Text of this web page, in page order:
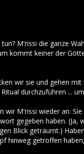
M'rissi die ganze
kommt keiner der
wir sie und gehen
durchzuführen ...
M'rissi wieder an.
gegeben haben.
Blick geträumt.)
hinweg getroffen